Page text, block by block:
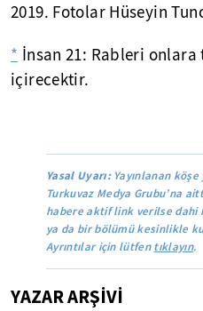
2019. Fotolar Hüseyin
* İnsan 21: Rableri
içirecektir.
Yasal Uyarı: Yayınlanan
Turkuvaz Medya Grubu’na
habere aktif link verilse dahi
ya da bir bölümü kesinlikle
Ayrıntılar için lütfentıklayın.
YAZAR ARŞİVİ